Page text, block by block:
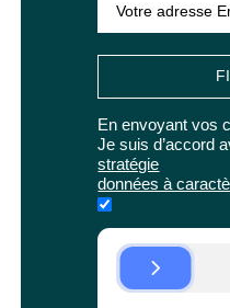
En envoyant vos
Je suis d’accord
stratégie
données à